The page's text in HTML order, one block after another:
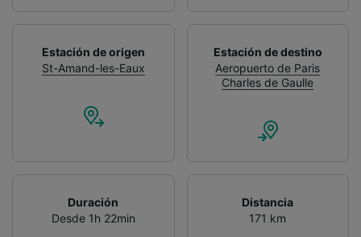
Estación de origen
St-Amand-les-Eaux
Estación de destino
Aeropuerto de Paris
Charles de Gaulle
Duración
Desde 1h 22min
Distancia
171 km